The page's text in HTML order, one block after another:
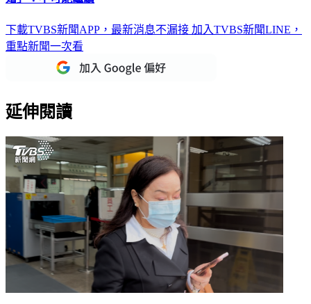
下載TVBS新聞APP，最新消息不漏接 加入TVBS新聞LINE，
重點新聞一次看
延伸閱讀